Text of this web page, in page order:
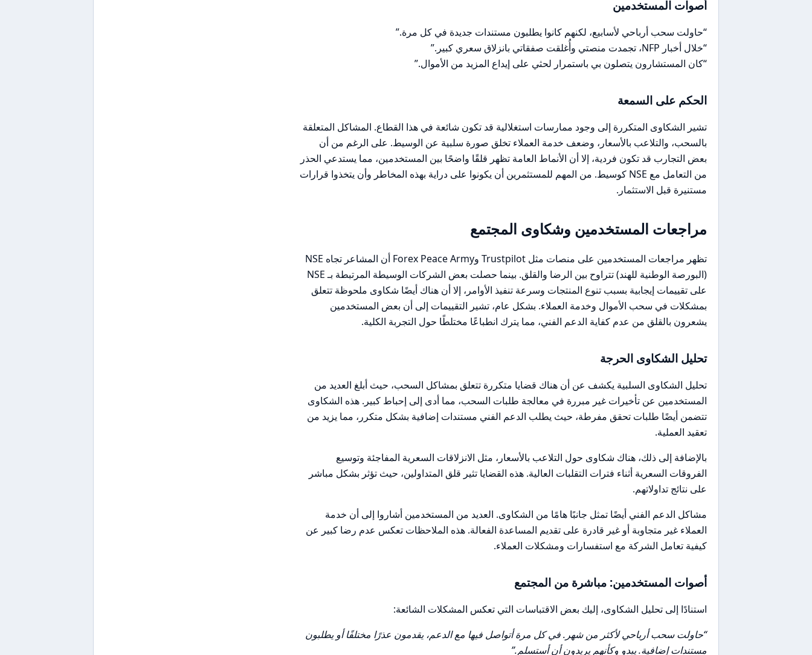
أصوات المستخدمين
“حاولت سحب أرباحي لأسابيع، لكنهم كانوا يطلبون مستندات جديدة في كل مرة.”
“خلال أخبار NFP، تجمدت منصتي وأُغلقت صفقاتي بانزلاق سعري كبير.”
“كان المستشارون يتصلون بي باستمرار لحثي على إيداع المزيد من الأموال.”
الحكم على السمعة
تشير الشكاوى المتكررة إلى وجود ممارسات استغلالية قد تكون شائعة في هذا القطاع. المشاكل المتعلقة
بالسحب، والتلاعب بالأسعار، وضعف خدمة العملاء تخلق صورة سلبية عن الوسيط. على الرغم من أن
بعض التجارب قد تكون فردية، إلا أن الأنماط العامة تظهر قلقًا واضحًا بين المستخدمين، مما يستدعي الحذر
من التعامل مع NSE كوسيط. من المهم للمستثمرين أن يكونوا على دراية بهذه المخاطر وأن يتخذوا قرارات
مستنيرة قبل الاستثمار.
مراجعات المستخدمين وشكاوى المجتمع
تظهر مراجعات المستخدمين على منصات مثل Trustpilot وForex Peace Army أن المشاعر تجاه NSE
(البورصة الوطنية للهند) تتراوح بين الرضا والقلق. بينما حصلت بعض الشركات الوسيطة المرتبطة بـ NSE
على تقييمات إيجابية بسبب تنوع المنتجات وسرعة تنفيذ الأوامر، إلا أن هناك أيضًا شكاوى ملحوظة تتعلق
بمشكلات في سحب الأموال وخدمة العملاء. بشكل عام، تشير التقييمات إلى أن بعض المستخدمين
يشعرون بالقلق من عدم كفاية الدعم الفني، مما يترك انطباعًا مختلطًا حول التجربة الكلية.
تحليل الشكاوى الحرجة
تحليل الشكاوى السلبية يكشف عن أن هناك قضايا متكررة تتعلق بمشاكل السحب، حيث أبلغ العديد من
المستخدمين عن تأخيرات غير مبررة في معالجة طلبات السحب، مما أدى إلى إحباط كبير. هذه الشكاوى
تتضمن أيضًا طلبات تحقق مفرطة، حيث يطلب الدعم الفني مستندات إضافية بشكل متكرر، مما يزيد من
تعقيد العملية.
بالإضافة إلى ذلك، هناك شكاوى حول التلاعب بالأسعار، مثل الانزلاقات السعرية المفاجئة وتوسيع
الفروقات السعرية أثناء فترات التقلبات العالية. هذه القضايا تثير قلق المتداولين، حيث تؤثر بشكل مباشر
على نتائج تداولاتهم.
مشاكل الدعم الفني أيضًا تمثل جانبًا هامًا من الشكاوى. العديد من المستخدمين أشاروا إلى أن خدمة
العملاء غير متجاوبة أو غير قادرة على تقديم المساعدة الفعالة. هذه الملاحظات تعكس عدم رضا كبير عن
كيفية تعامل الشركة مع استفسارات ومشكلات العملاء.
أصوات المستخدمين: مباشرة من المجتمع
استنادًا إلى تحليل الشكاوى، إليك بعض الاقتباسات التي تعكس المشكلات الشائعة:
“حاولت سحب أرباحي لأكثر من شهر. في كل مرة أتواصل فيها مع الدعم، يقدمون عذرًا مختلفًا أو يطلبون
مستندات إضافية. يبدو وكأنهم يريدون أن أستسلم.”